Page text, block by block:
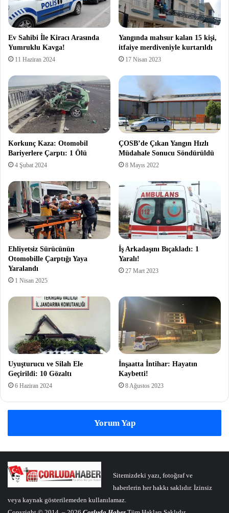
Ev Sahibi İle Kiracı Arasında
Yumruklu Kavga!
11 Haziran 2024
Yangında mahsur kalan 15 kişi,
itfaiye merdiveniyle kurtarıldı
17 Nisan 2023
Korkunç Kaza: Otomobil
Bariyerlere Çarptı: 1 Ölü
4 Şubat 2024
ÇOSB’de Çıkan Yangın Hızlı
Müdahale Sonucu Söndürüldü
8 Mayıs 2022
Ehliyetsiz Sürücünün
Otomobille Çarptığı Yaya
Yaralandı
1 Nisan 2025
İş Arkadaşını Bıçakladı: 1
Yaralı!
27 Mart 2023
Uyuşturucu ve Silah Ele
Geçirildi: 10 Gözaltı
6 Haziran 2024
İnşaatta İntihar: Hayatın
Kaybetti!
8 Ağustos 2023
Yorum Yap
Sitemizdeki yazı, fotoğraf ve
haberlerin her hakkı saklıdır. İzinsiz
veya kaynak gösterilemeden kullanılamaz.